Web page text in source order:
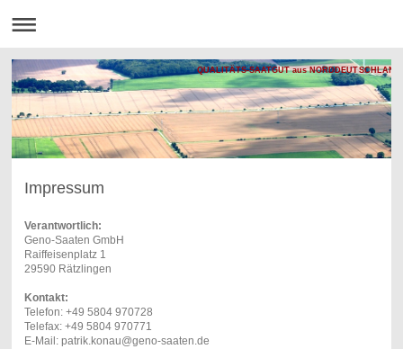
QUALITÄTS-SAATGUT aus NORDDEUTSCHLAND
Impressum
Verantwortlich:
Geno-Saaten GmbH
Raiffeisenplatz 1
29590 Rätzlingen
Kontakt:
Telefon: +49 5804 970728
Telefax: +49 5804 970771
E-Mail: patrik.konau@geno-saaten.de